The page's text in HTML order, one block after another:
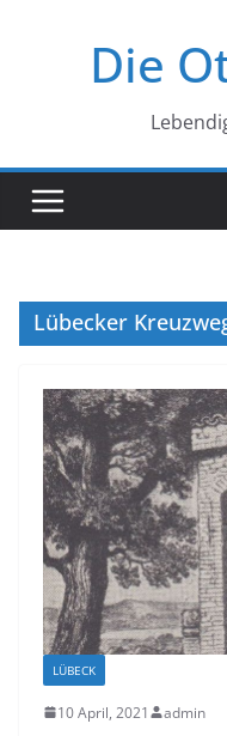
Die
Lübecker
LÜBECK
10 April, 2021 admin